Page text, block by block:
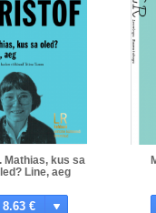
Mathias, kus sa
Line, aeg
8.63 €